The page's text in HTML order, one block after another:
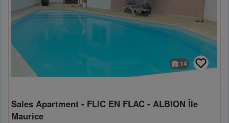
14
Sales Apartment - FLIC EN FLAC - ALBION Île
Maurice